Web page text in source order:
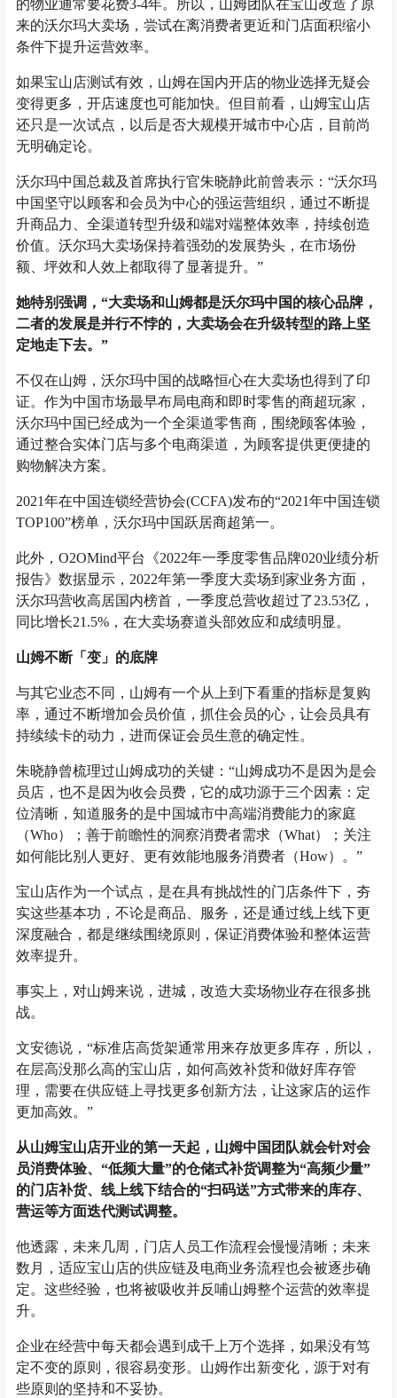
的物业通常要花费3-4年。所以，山姆团队在宝山改造了原
来的沃尔玛大卖场，尝试在离消费者更近和门店面积缩小
条件下提升运营效率。
如果宝山店测试有效，山姆在国内开店的物业选择无疑会
变得更多，开店速度也可能加快。但目前看，山姆宝山店
还只是一次试点，以后是否大规模开城市中心店，目前尚
无明确定论。
沃尔玛中国总裁及首席执行官朱晓静此前曾表示：“沃尔玛
中国坚守以顾客和会员为中心的强运营组织，通过不断提
升商品力、全渠道转型升级和端对端整体效率，持续创造
价值。沃尔玛大卖场保持着强劲的发展势头，在市场份
额、坪效和人效上都取得了显著提升。”
她特别强调，“大卖场和山姆都是沃尔玛中国的核心品牌，
二者的发展是并行不悖的，大卖场会在升级转型的路上坚
定地走下去。”
不仅在山姆，沃尔玛中国的战略恒心在大卖场也得到了印
证。作为中国市场最早布局电商和即时零售的商超玩家，
沃尔玛中国已经成为一个全渠道零售商，围绕顾客体验，
通过整合实体门店与多个电商渠道，为顾客提供更便捷的
购物解决方案。
2021年在中国连锁经营协会(CCFA)发布的“2021年中国连锁
TOP100”榜单，沃尔玛中国跃居商超第一。
此外，O2OMind平台《2022年一季度零售品牌020业绩分析
报告》数据显示，2022年第一季度大卖场到家业务方面，
沃尔玛营收高居国内榜首，一季度总营收超过了23.53亿，
同比增长21.5%，在大卖场赛道头部效应和成绩明显。
山姆不断「变」的底牌
与其它业态不同，山姆有一个从上到下看重的指标是复购
率，通过不断增加会员价值，抓住会员的心，让会员具有
持续续卡的动力，进而保证会员生意的确定性。
朱晓静曾梳理过山姆成功的关键：“山姆成功不是因为是会
员店，也不是因为收会员费，它的成功源于三个因素：定
位清晰，知道服务的是中国城市中高端消费能力的家庭
（Who）；善于前瞻性的洞察消费者需求（What）；关注
如何能比别人更好、更有效能地服务消费者（How）。”
宝山店作为一个试点，是在具有挑战性的门店条件下，夯
实这些基本功，不论是商品、服务，还是通过线上线下更
深度融合，都是继续围绕原则，保证消费体验和整体运营
效率提升。
事实上，对山姆来说，进城，改造大卖场物业存在很多挑
战。
文安德说，“标准店高货架通常用来存放更多库存，所以，
在层高没那么高的宝山店，如何高效补货和做好库存管
理，需要在供应链上寻找更多创新方法，让这家店的运作
更加高效。”
从山姆宝山店开业的第一天起，山姆中国团队就会针对会
员消费体验、“低频大量”的仓储式补货调整为“高频少量”
的门店补货、线上线下结合的“扫码送”方式带来的库存、
营运等方面迭代测试调整。
他透露，未来几周，门店人员工作流程会慢慢清晰；未来
数月，适应宝山店的供应链及电商业务流程也会被逐步确
定。这些经验，也将被吸收并反哺山姆整个运营的效率提
升。
企业在经营中每天都会遇到成千上万个选择，如果没有笃
定不变的原则，很容易变形。山姆作出新变化，源于对有
些原则的坚持和不妥协。